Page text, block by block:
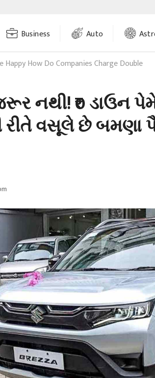
Business Auto
Happy How Do Companies Charge Double
નથી! ₹0 ડાઉન
વસૂલે છે બમણા